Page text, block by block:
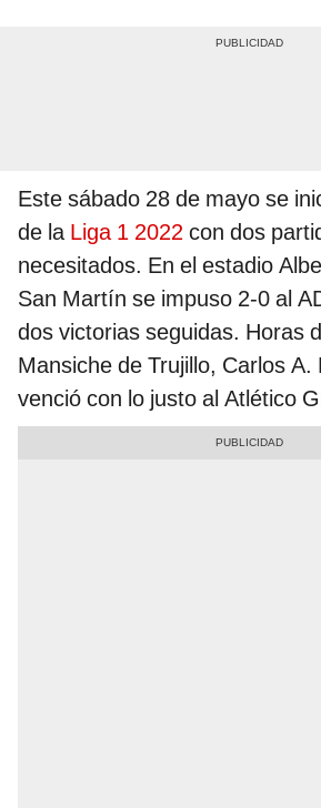
Este sábado 28 de mayo se
de la Liga 1 2022 con dos
necesitados. En el estadio
San Martín se impuso 2-0 al
dos victorias seguidas. Horas
Mansiche de Trujillo, Carlos A.
venció con lo justo al Atlético